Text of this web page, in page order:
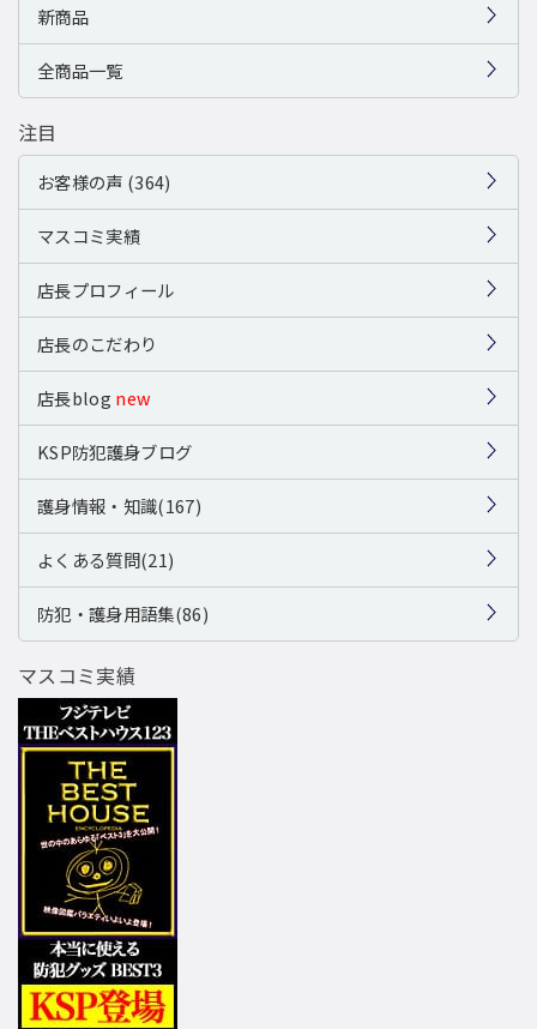
新商品
全商品一覧
注目
お客様の声 (364)
マスコミ実績
店長プロフィール
店長のこだわり
店長blog new
KSP防犯護身ブログ
護身情報・知識(167)
よくある質問(21)
防犯・護身用語集(86)
マスコミ実績